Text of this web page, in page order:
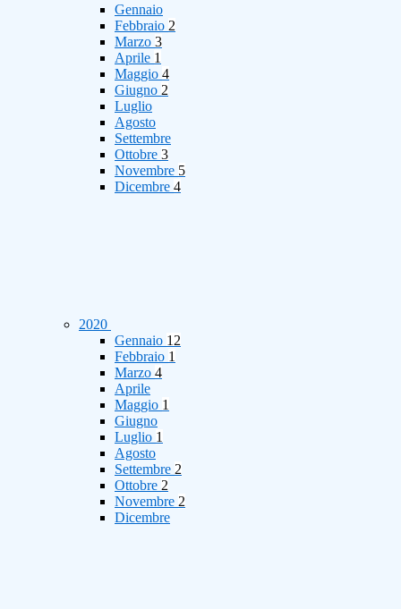
Gennaio
Febbraio 2
Marzo 3
Aprile 1
Maggio 4
Giugno 2
Luglio
Agosto
Settembre
Ottobre 3
Novembre 5
Dicembre 4
2020
Gennaio 12
Febbraio 1
Marzo 4
Aprile
Maggio 1
Giugno
Luglio 1
Agosto
Settembre 2
Ottobre 2
Novembre 2
Dicembre